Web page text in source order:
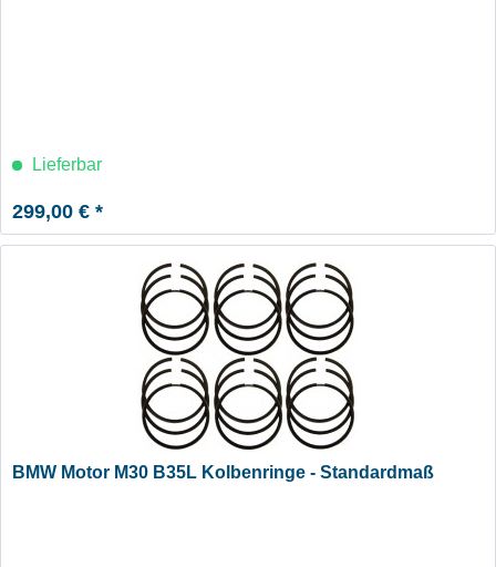
Lieferbar
299,00 € *
BMW Motor M30 B35L Kolbenringe - Standardmaß